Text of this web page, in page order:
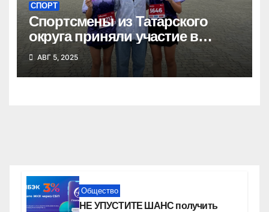
СПОРТ
Спортсмены из Татарского
округа приняли участие в
Сибирском марафоне
АВГ 5, 2025
Общество
НЕ УПУСТИТЕ ШАНС получить